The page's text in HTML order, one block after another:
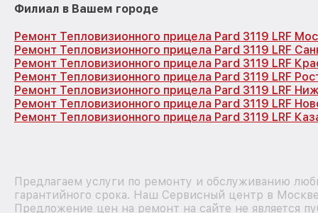
Филиал в Вашем городе
Ремонт Тепловизионного прицела Pard 3119 LRF
Ремонт Тепловизионного прицела Pard 3119 LRF
Ремонт Тепловизионного прицела Pard 3119 LRF
Ремонт Тепловизионного прицела Pard 3119 LRF
Ремонт Тепловизионного прицела Pard 3119 LRF
Ремонт Тепловизионного прицела Pard 3119 LRF
Ремонт Тепловизионного прицела Pard 3119 LRF
Предлагаем услуги по ремонту и обслуживанию
гарантийного срока. Наш Сервисный центр в
Предложение цен на ремонт на сайте не является